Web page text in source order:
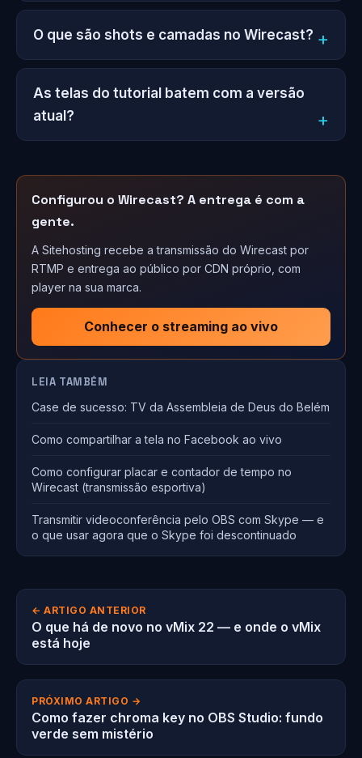
O que são shots e camadas no Wirecast?
As telas do tutorial batem com a versão
atual?
Configurou o Wirecast? A entrega é com a
gente.
A Sitehosting recebe a transmissão do Wirecast por
RTMP e entrega ao público por CDN próprio, com
player na sua marca.
Conhecer o streaming ao vivo
LEIA TAMBÉM
Case de sucesso: TV da Assembleia de Deus do Belém
Como compartilhar a tela no Facebook ao vivo
Como configurar placar e contador de tempo no
Wirecast (transmissão esportiva)
Transmitir videoconferência pelo OBS com Skype — e
o que usar agora que o Skype foi descontinuado
← ARTIGO ANTERIOR
O que há de novo no vMix 22 — e onde o vMix
está hoje
PRÓXIMO ARTIGO →
Como fazer chroma key no OBS Studio: fundo
verde sem mistério